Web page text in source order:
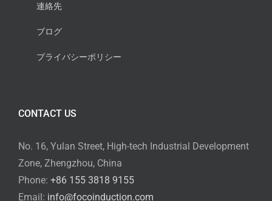
連絡先
ブログ
プライバシーポリシー
CONTACT US
No. 16, Yulan Street, High-tech Industrial Development
Zone, Zhengzhou, China
Phone: +86 155 3818 9155
Email: info@focoinduction.com